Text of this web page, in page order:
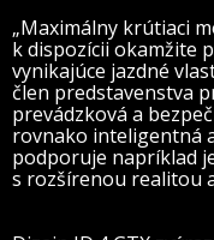
„Maximálny krútiaci
k dispozícii okamžite
vynikajúce jazdné
člen predstavenstva
prevádzková a
rovnako inteligentná
podporuje napríklad
s rozšírenou realitou